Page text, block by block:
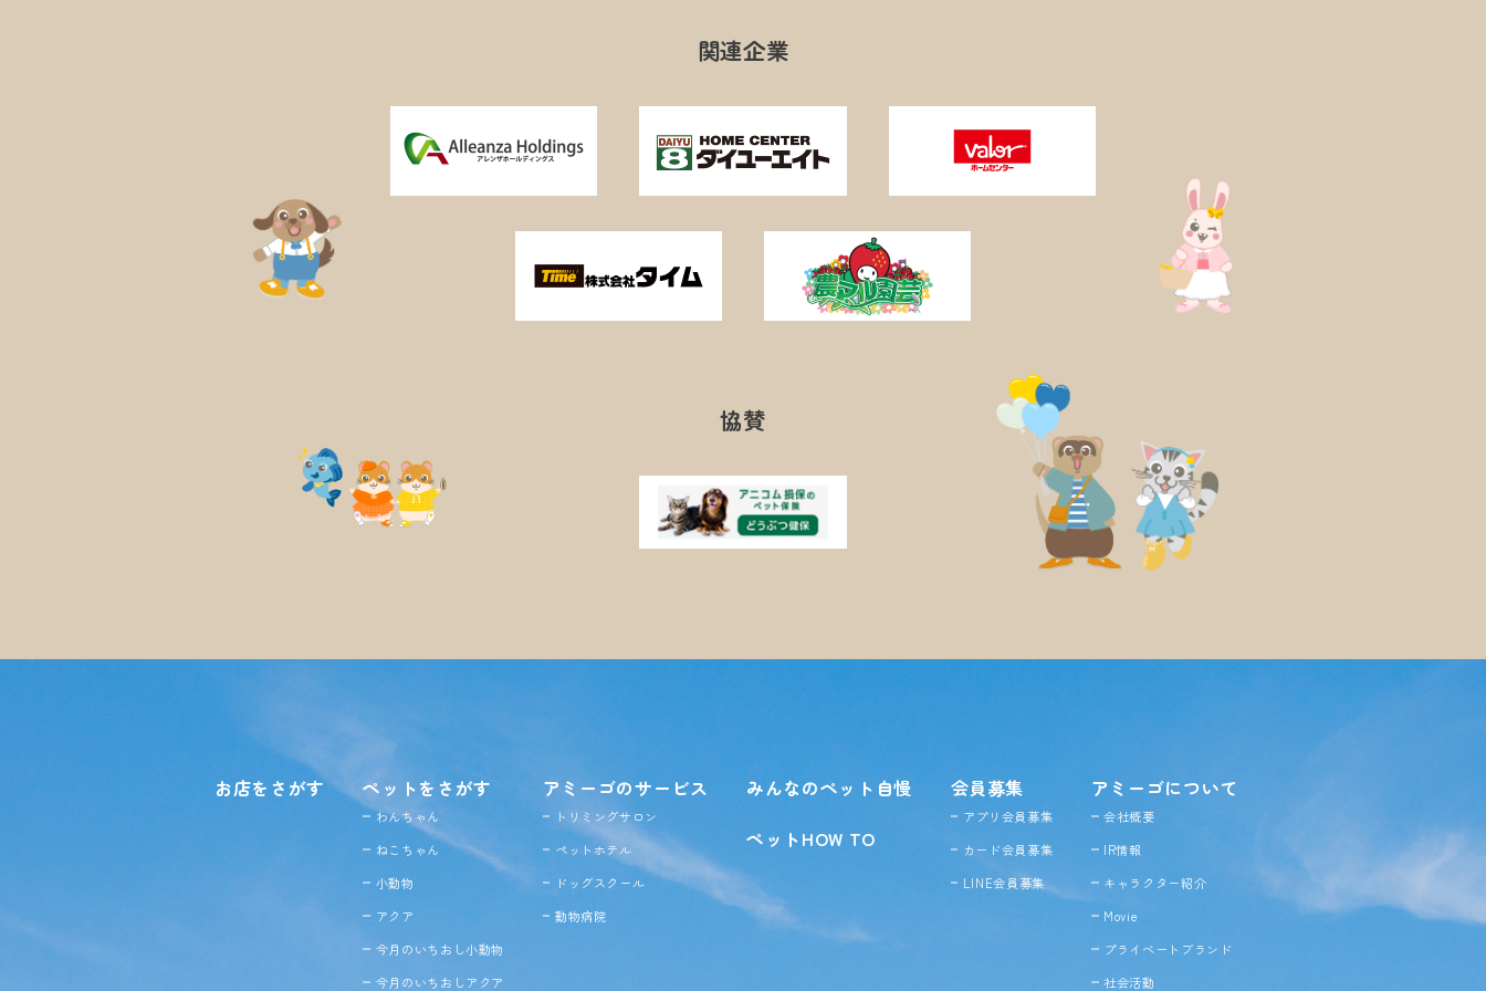
関連企業
協賛
お店をさがす ペットをさがす
わんちゃん
ねこちゃん
小動物
アクア
今月のいちおし小動物
今月のいちおしアクア
アミーゴのサービス
トリミングサロン
ペットホテル
ドッグスクール
動物病院
みんなのペット自慢
ペットHOW TO
会員募集
アプリ会員募集
カード会員募集
LINE会員募集
アミーゴについて
会社概要
IR情報
キャラクター紹介
Movie
プライベートブランド
社会活動